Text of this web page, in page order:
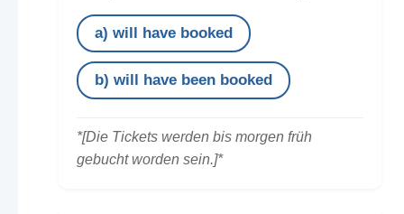
a) will have booked
b) will have been booked
*[Die Tickets werden bis morgen früh
gebucht worden sein.]*